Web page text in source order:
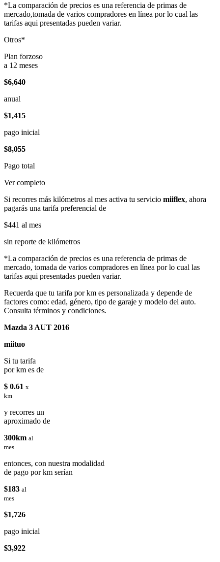
*La comparación de precios es una referencia de primas de
mercado,tomada de varios compradores en línea por lo cual las
tarifas aqui presentadas pueden variar.
Otros*
Plan forzoso
a 12 meses
$6,640
anual
$1,415
pago inicial
$8,055
Pago total
Ver completo
Si recorres más kilómetros al mes activa tu servicio miiflex, ahora
pagarás una tarifa preferencial de
$441 al mes
sin reporte de kilómetros
*La comparación de precios es una referencia de primas de
mercado, tomada de varios compradores en línea por lo cual las
tarifas aqui presentadas pueden variar.
Recuerda que tu tarifa por km es personalizada y depende de
factores como: edad, género, tipo de garaje y modelo del auto.
Consulta términos y condiciones.
Mazda 3 AUT 2016
miituo
Si tu tarifa
por km es de
$ 0.61 x
km
y recorres un
aproximado de
300km al
mes
entonces, con nuestra modalidad
de pago por km serían
$183 al
mes
$1,726
pago inicial
$3,922